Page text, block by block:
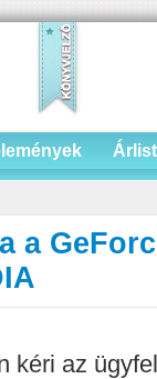
a
kéri az